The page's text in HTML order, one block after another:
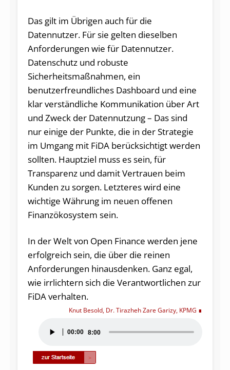
Das gilt im Übrigen auch für die
Datennutzer. Für sie gelten dieselben
Anforderungen wie für Datennutzer.
Datenschutz und robuste
Sicherheitsmaßnahmen, ein
benutzerfreundliches Dashboard und eine
klar verständliche Kommunikation über Art
und Zweck der Datennutzung – Das sind
nur einige der Punkte, die in der Strategie
im Umgang mit FiDA berücksichtigt werden
sollten. Hauptziel muss es sein, für
Transparenz und damit Vertrauen beim
Kunden zu sorgen. Letzteres wird eine
wichtige Währung im neuen offenen
Finanzökosystem sein.
In der Welt von Open Finance werden jene
erfolgreich sein, die über die reinen
Anforderungen hinausdenken. Ganz egal,
wie irrlichtern sich die Verantwortlichen zur
FiDA verhalten.
Knut Besold, Dr. Tirazheh Zare Garizy, KPMG
Player
00:00 8:00